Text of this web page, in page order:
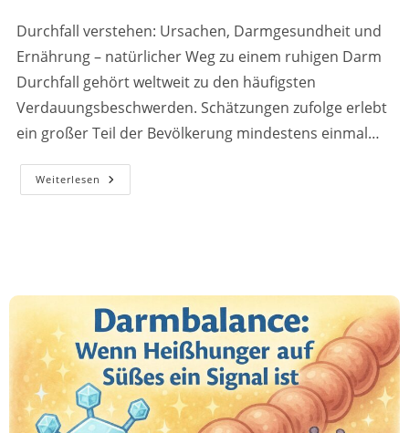
Durchfall verstehen: Ursachen, Darmgesundheit und
Ernährung – natürlicher Weg zu einem ruhigen Darm
Durchfall gehört weltweit zu den häufigsten
Verdauungsbeschwerden. Schätzungen zufolge erlebt
ein großer Teil der Bevölkerung mindestens einmal…
Weiterlesen Leaky
Gut,
Durchfälle
–
Ursachen
Verstehen,
Darm
Stärken,
Beschwerden
Beruhigen